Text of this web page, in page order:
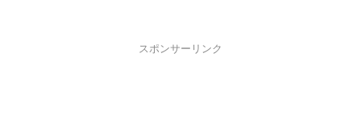
スポンサーリンク